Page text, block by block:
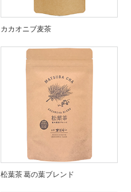
カカオニブ麦茶
松葉茶 葛の葉ブレンド